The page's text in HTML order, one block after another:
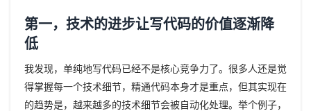
第一，技术的进步让写代码的价值逐渐降
低
我发现，单纯地写代码已经不是核心竞争力了。很多人还是觉
得掌握每一个技术细节，精通代码本身才是重点，但其实现在
的趋势是，越来越多的技术细节会被自动化处理。举个例子，